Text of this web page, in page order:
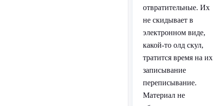
отвратительные. Их
не скидывает в
электронном виде,
какой-то олд скул,
тратится время на их
записывание
переписывание.
Материал не